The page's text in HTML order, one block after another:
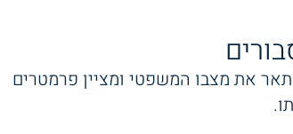
את מצבו המשפטי ומציין פרמטרים